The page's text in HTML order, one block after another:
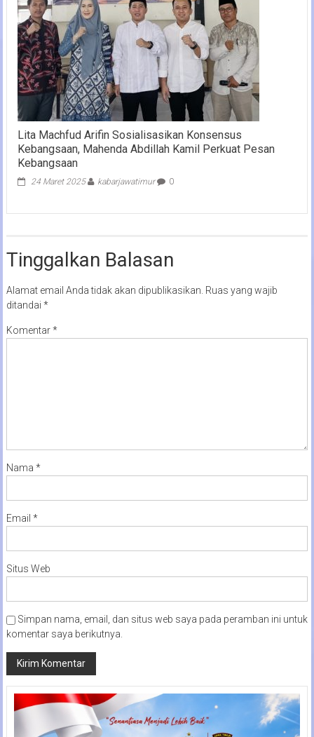
Lita Machfud Arifin Sosialisasikan Konsensus
Kebangsaan, Mahenda Abdillah Kamil Perkuat Pesan
Kebangsaan
24 Maret 2025 kabarjawatimur 0
Tinggalkan Balasan
Alamat email Anda tidak akan dipublikasikan. Ruas yang wajib
ditandai *
Komentar*
Nama *
Email *
Situs Web
Simpan nama, email, dan situs web saya pada peramban ini untuk
komentar saya berikutnya.